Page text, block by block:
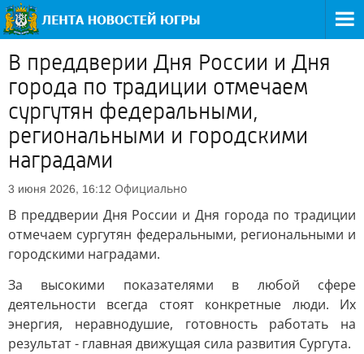
В преддверии Дня России и Дня
города по традиции отмечаем
сургутян федеральными,
региональными и городскими
наградами
3 июня 2026, 16:12 Официально
В преддверии Дня России и Дня города по традиции
отмечаем сургутян федеральными, региональными и
городскими наградами.
За высокими показателями в любой сфере
деятельности всегда стоят конкретные люди. Их
энергия, неравнодушие, готовность работать на
результат - главная движущая сила развития Сургута.